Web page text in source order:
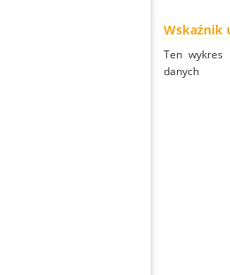
Wskaźnik
Ten wykres
danych